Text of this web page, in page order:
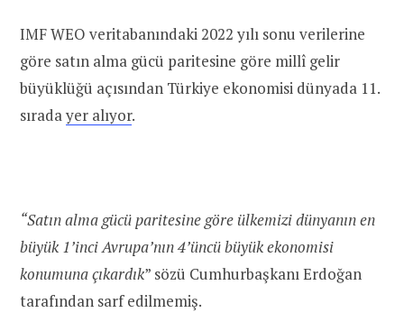
IMF WEO veritabanındaki 2022 yılı sonu verilerine
göre satın alma gücü paritesine göre millî gelir
büyüklüğü açısından Türkiye ekonomisi dünyada 11.
sıradayer alıyor.
“Satın alma gücü paritesine göre ülkemizi dünyanın en
büyük 1’inci Avrupa’nın 4’üncü büyük ekonomisi
konumuna çıkardık” sözü Cumhurbaşkanı Erdoğan
tarafından sarf edilmemiş.